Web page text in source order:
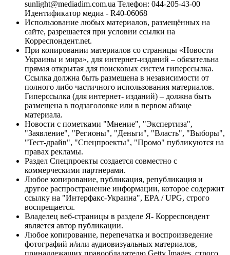
sunlight@mediadim.com.ua Телефон: 044-205-43-00
Идентификатор медиа - R40-06068
Использование любых материалов, размещённых на
сайте, разрешается при условии ссылки на
Корреспондент.net.
При копировании материалов со страницы «Новости
Украины и мира», для интернет-изданий – обязательна
прямая открытая для поисковых систем гиперссылка.
Ссылка должна быть размещена в независимости от
полного либо частичного использования материалов.
Гиперссылка (для интернет- изданий) – должна быть
размещена в подзаголовке или в первом абзаце
материала.
Новости с пометками "Мнение", "Экспертиза",
"Заявление", "Регионы", "Деньги", "Власть", "Выборы",
"Тест-драйв", "Спецпроекты", "Промо" публикуются на
правах рекламы.
Раздел Спецпроекты создается совместно с
коммерческими партнерами.
Любое копирование, публикация, републикация и
другое распространение информации, которое содержит
ссылку на "Интерфакс-Украина", EPA / UPG, строго
воспрещается.
Владелец веб-страницы в разделе Я- Корреспондент
является автор публикации.
Любое копирование, перепечатка и воспроизведение
фотографий и/или аудиовизуальных материалов,